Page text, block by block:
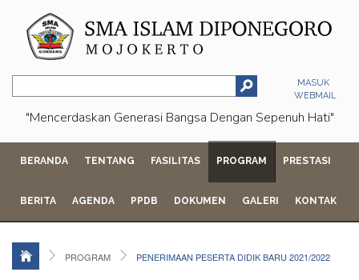
MASUK
WEBMAIL
"Mencerdaskan Generasi Bangsa Dengan Sepenuh Hati"
BERANDA TENTANG FASILITAS PROGRAM PRESTASI
BERITA AGENDA PPDB DOKUMEN GALERI KONTAK
PROGRAM PENERIMAAN PESERTA DIDIK BARU 2021/2022